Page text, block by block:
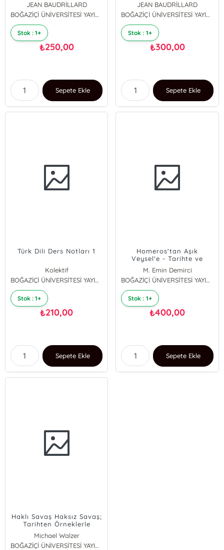
JEAN BAUDRİLLARD
BOĞAZİÇİ ÜNİVERSİTESİ YAYINEVİ
Stok : 1+
₺250,00
Sepete Ekle
JEAN BAUDRİLLARD
BOĞAZİÇİ ÜNİVERSİTESİ YAYINEVİ
Stok : 1+
₺300,00
Sepete Ekle
Türk Dili Ders Notları 1
Kolektif
BOĞAZİÇİ ÜNİVERSİTESİ YAYINEVİ
Stok : 1+
₺210,00
Sepete Ekle
Homeros'tan Aşık
Veysel'e - Tarihte ve
Bilgelik mi, Çaresizlik mi?
M. Emin Demirci
BOĞAZİÇİ ÜNİVERSİTESİ YAYINEVİ
Stok : 1+
₺400,00
Sepete Ekle
Haklı Savaş Haksız Savaş;
Tarihten Örneklerle
Desteklenmiş Ahlaki bir
Tez
Michael Walzer
BOĞAZİÇİ ÜNİVERSİTESİ YAYINEVİ